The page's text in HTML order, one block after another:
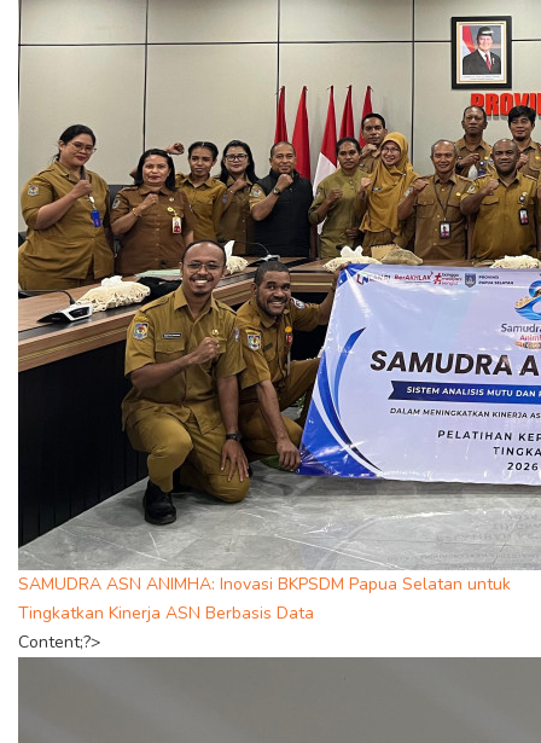
SAMUDRA ASN ANIMHA: Inovasi BKPSDM Papua Selatan untuk
Tingkatkan Kinerja ASN Berbasis Data
Content;?>